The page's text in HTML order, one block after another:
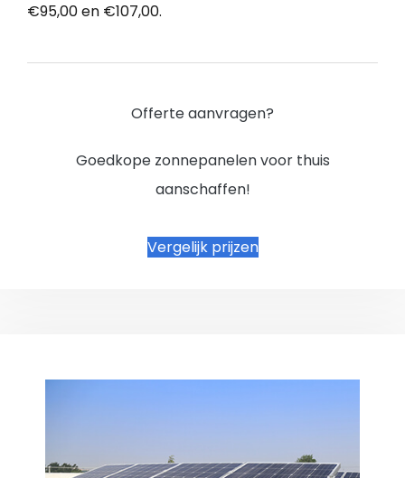
€95,00 en €107,00.
Offerte aanvragen?
Goedkope zonnepanelen voor thuis
aanschaffen!
Vergelijk prijzen